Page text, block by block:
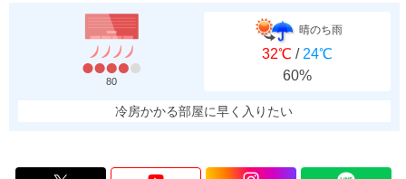
80
晴のち雨
32℃ / 24℃
60%
冷房かかる部屋に早く入りたい